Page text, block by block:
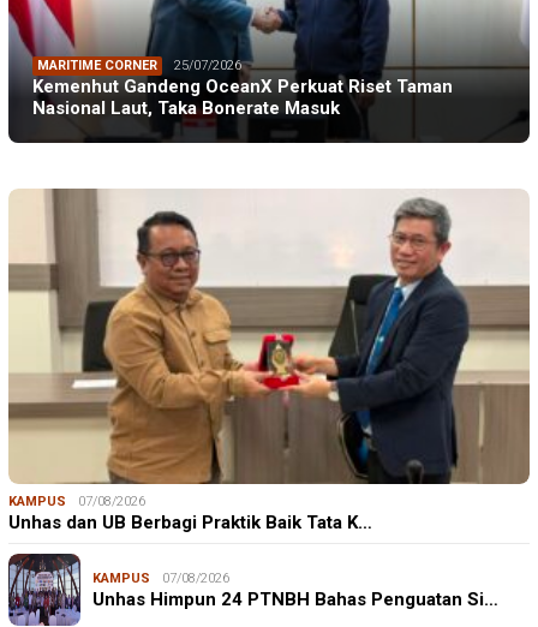
MARITIME CORNER 25/07/2026
Kemenhut Gandeng OceanX Perkuat Riset Taman
Nasional Laut, Taka Bonerate Masuk
KAMPUS 07/08/2026
Unhas dan UB Berbagi Praktik Baik Tata K…
KAMPUS 07/08/2026
Unhas Himpun 24 PTNBH Bahas Penguatan Si…